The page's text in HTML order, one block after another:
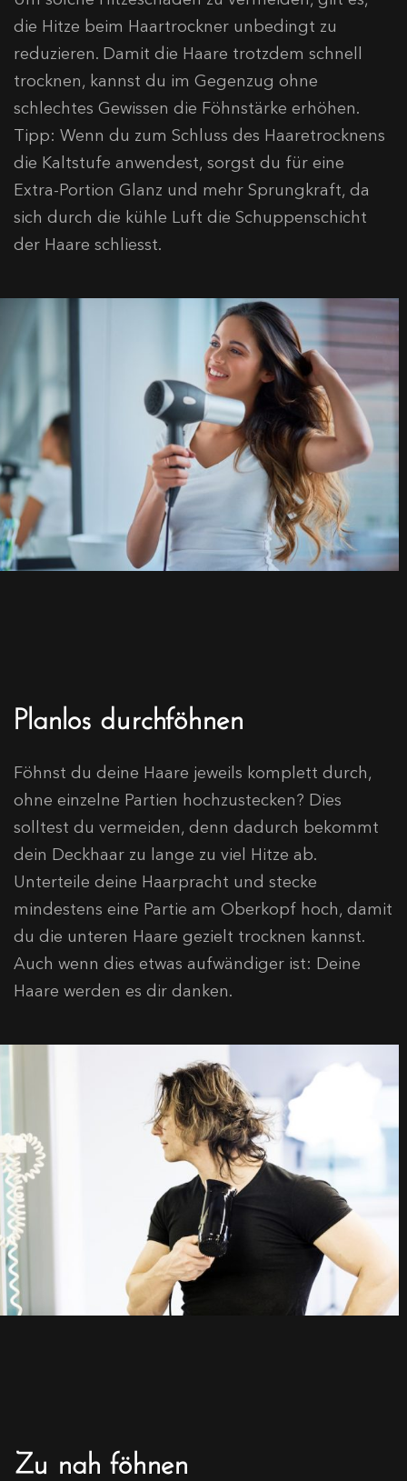
die Hitze beim Haartrockner unbedingt zu
reduzieren. Damit die Haare trotzdem schnell
trocknen, kannst du im Gegenzug ohne
schlechtes Gewissen die Föhnstärke erhöhen.
Tipp: Wenn du zum Schluss des Haaretrocknens
die Kaltstufe anwendest, sorgst du für eine
Extra-Portion Glanz und mehr Sprungkraft, da
sich durch die kühle Luft die Schuppenschicht
der Haare schliesst.
Planlos durchföhnen
Föhnst du deine Haare jeweils komplett durch,
ohne einzelne Partien hochzustecken? Dies
solltest du vermeiden, denn dadurch bekommt
dein Deckhaar zu lange zu viel Hitze ab.
Unterteile deine Haarpracht und stecke
mindestens eine Partie am Oberkopf hoch, damit
du die unteren Haare gezielt trocknen kannst.
Auch wenn dies etwas aufwändiger ist: Deine
Haare werden es dir danken.
Zu nah föhnen